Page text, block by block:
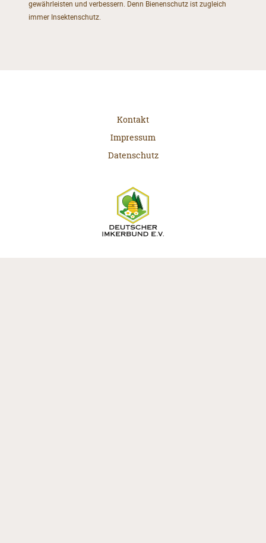
gewährleisten und verbessern. Denn Bienenschutz ist zugleich
immer Insektenschutz.
Kontakt
Impressum
Datenschutz